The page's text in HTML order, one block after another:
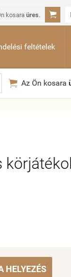
kosara üres. 
feltételek
 Az Ön kosara
HELYEZÉS